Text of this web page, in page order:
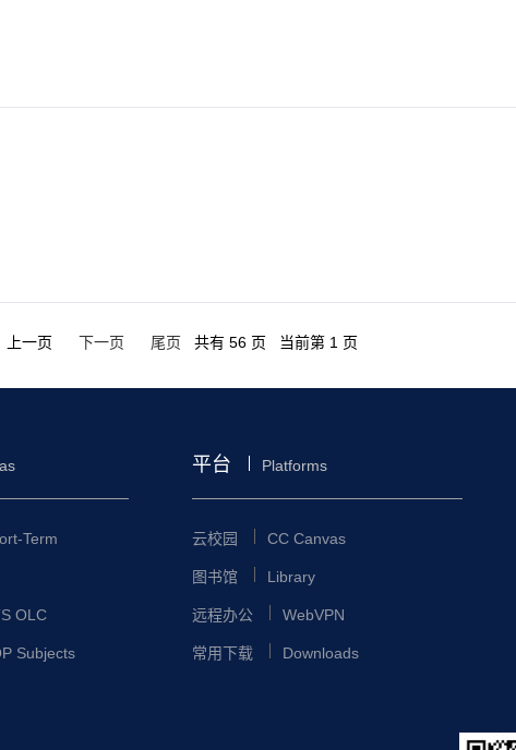
上一页 下一页 尾页 共有 56 页 当前第 1 页
Term
OLC
Subjects
平台 Platforms
云校园 CC Canvas
图书馆 Library
远程办公 WebVPN
常用下载 Downloads